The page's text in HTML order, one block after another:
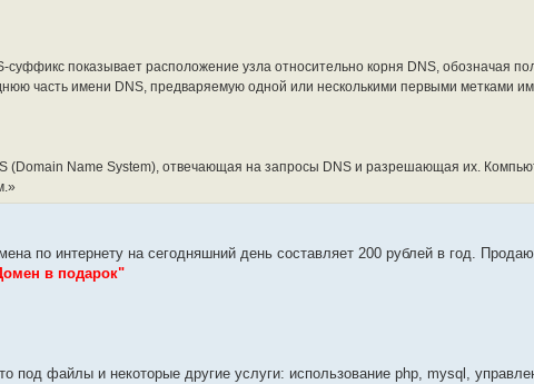
показывает расположение узла относительно корня DNS, обозначая
часть имени DNS, предваряемую одной или несколькими первыми метками
(Domain Name System), отвечающая на запросы DNS и разрешающая их.
по интернету на сегодняшний день составляет 200 рублей в год.
в подарок"
файлы и некоторые другие услуги: использование php, mysql,